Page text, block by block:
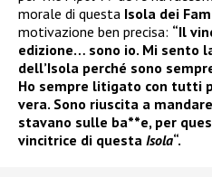
morale di questa Isola dei
motivazione ben precisa: “Il
edizione… sono io. Mi sento
dell’Isola perché sono
Ho sempre litigato con tutti
vera. Sono riuscita a
stavano sulle ba**e, per
vincitrice di questa Isola“.